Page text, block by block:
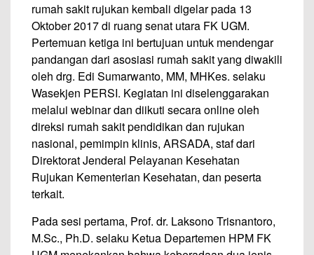
rumah sakit rujukan kembali digelar pada 13
Oktober 2017 di ruang senat utara FK UGM.
Pertemuan ketiga ini bertujuan untuk mendengar
pandangan dari asosiasi rumah sakit yang diwakili
oleh drg. Edi Sumarwanto, MM, MHKes. selaku
Wasekjen PERSI. Kegiatan ini diselenggarakan
melalui webinar dan diikuti secara online oleh
direksi rumah sakit pendidikan dan rujukan
nasional, pemimpin klinis, ARSADA, staf dari
Direktorat Jenderal Pelayanan Kesehatan
Rujukan Kementerian Kesehatan, dan peserta
terkait.
Pada sesi pertama, Prof. dr. Laksono Trisnantoro,
M.Sc., Ph.D. selaku Ketua Departemen HPM FK